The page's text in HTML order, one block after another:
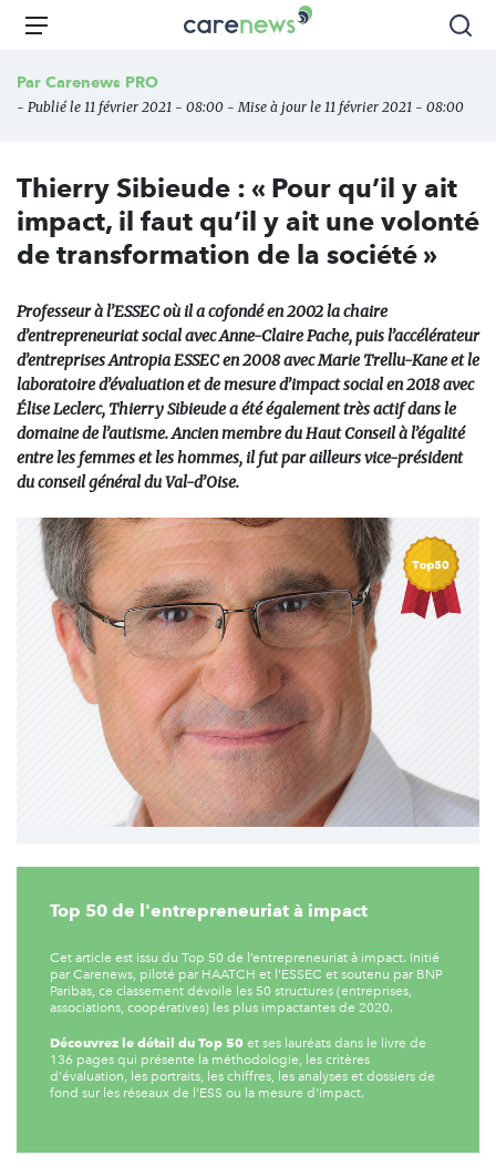
Aller
principal
Carenews,
des
l'engagement
Menu
Par Carenews PRO
- Publié le 11 février 2021 - 08:00 - Mise à jour le 11 février 2021 - 08:00
Thierry Sibieude : « Pour qu’il y ait
impact, il faut qu’il y ait une volonté
de transformation de la société »
Professeur à l’ESSEC où il a cofondé en 2002 la chaire
d’entrepreneuriat social avec Anne-Claire Pache, puis l’accélérateur
d’entreprises Antropia ESSEC en 2008 avec Marie Trellu-Kane et le
laboratoire d’évaluation et de mesure d’impact social en 2018 avec
Élise Leclerc, Thierry Sibieude a été également très actif dans le
domaine de l’autisme. Ancien membre du Haut Conseil à l’égalité
entre les femmes et les hommes, il fut par ailleurs vice-président
du conseil général du Val-d’Oise.
Top 50 de l'entrepreneuriat à impact
Cet article est issu du Top 50 de l’entrepreneuriat à impact. Initié
par Carenews, piloté par HAATCH et l'ESSEC et soutenu par BNP
Paribas, ce classement dévoile les 50 structures (entreprises,
associations, coopératives) les plus impactantes de 2020.
Découvrez le détail du Top 50 et ses lauréats dans le livre de
136 pages qui présente la méthodologie, les critères
d'évaluation, les portraits, les chiffres, les analyses et dossiers de
fond sur les réseaux de l'ESS ou la mesure d'impact.